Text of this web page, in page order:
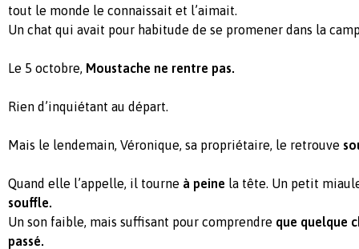
tout le monde le connaissait et l’aimait.
Un chat qui avait pour habitude de se promener dans la
Le 5 octobre, Moustache ne rentre pas.
Rien d’inquiétant au départ.
Mais le lendemain, Véronique, sa propriétaire, le retrouve
Quand elle l’appelle, il tourne à peine la tête. Un petit
souffle.
Un son faible, mais suffisant pour comprendre que quelque
passé.